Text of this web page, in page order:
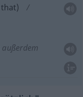
that)
außerdem